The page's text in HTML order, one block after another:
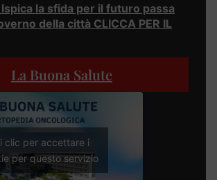
Ispica la sfida per il futuro passa
della città CLICCA PER IL
La Buona Salute
clic per accettare i
per questo servizio